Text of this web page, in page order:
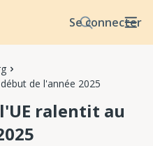
Se connecter
de l'année 2025
ralentit au